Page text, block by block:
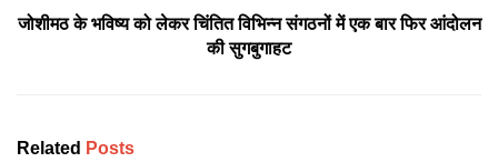
जोशीमठ के भविष्य को लेकर चिंतित विभिन्न संगठनों में एक बार फिर आंदोलन
की सुगबुगाहट
Related Posts